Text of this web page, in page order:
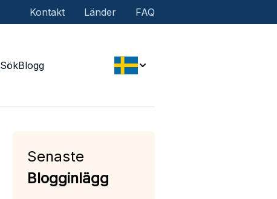
Kontakt Länder FAQ
SökBlogg
Senaste
Blogginlägg